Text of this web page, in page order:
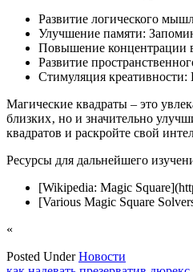
Развитие логического
Улучшение памяти:
Повышение концентрации
Развитие
Стимуляция
Магические квадраты – это
близких‚ но и значительно
квадратов и раскройте свой
Ресурсы для дальнейшего
[Wikipedia: Magic
[Various Magic Square
«
Posted UnderНовости